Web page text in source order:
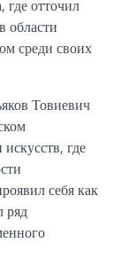
отточил
области
среди своих
Товиевич
где
себя как
ряд